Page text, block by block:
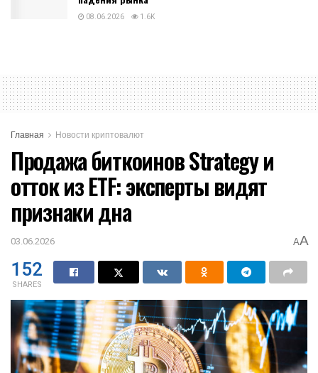
08.06.2026 1.6K
Главная Новости криптовалют
Продажа биткоинов Strategy и
отток из ETF: эксперты видят
признаки дна
03.06.2026 AA
152
SHARES